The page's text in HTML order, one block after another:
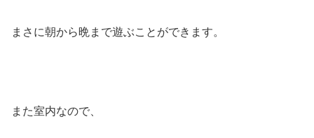
まさに朝から晩まで遊ぶことができます。
また室内なので、